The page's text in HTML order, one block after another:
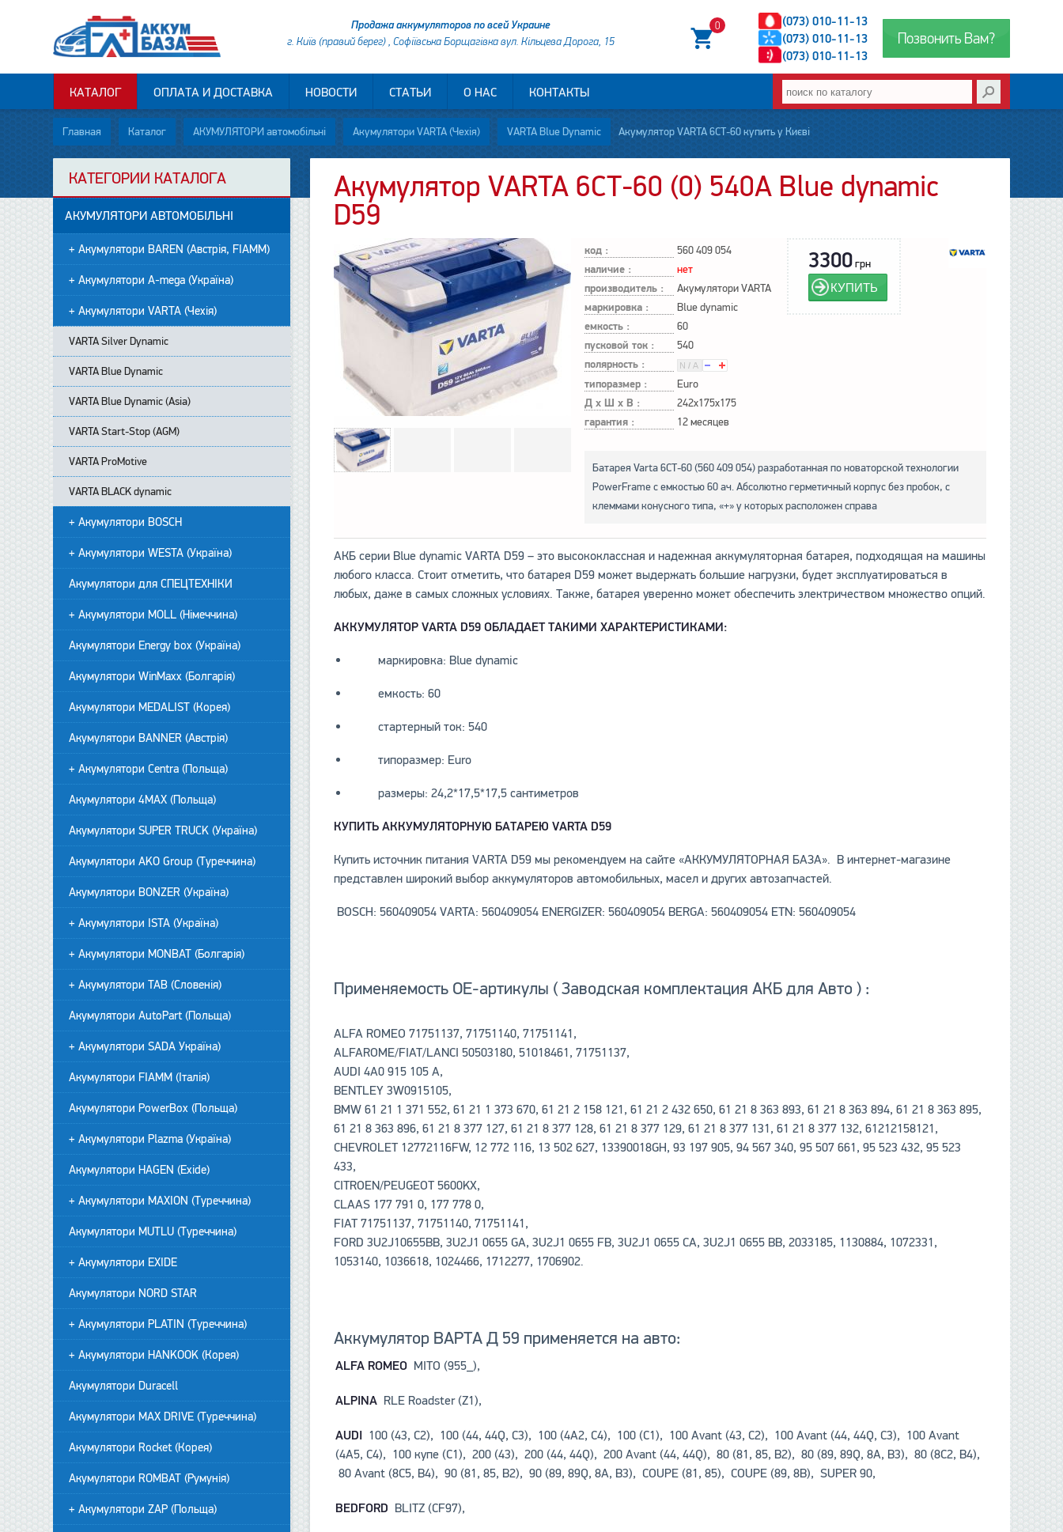
Позвонить Вам?
(073) 010-11-13
(073) 010-11-13
(073) 010-11-13
0
Продажа аккумуляторов по всей Украине
г. Київ (правий берег) , Софіївська Борщагівка вул. Кільцева Дорога, 15
КАТАЛОГ ОПЛАТА И ДОСТАВКА НОВОСТИ СТАТЬИ О НАС КОНТАКТЫ
Главная Каталог АКУМУЛЯТОРИ автомобільні Акумулятори VARTA (Чехія) VARTA Blue Dynamic Акумулятор VARTA 6СТ-60 купить у Києві
Акумулятор VARTA 6СТ-60 (0) 540A Blue dynamic
D59
код : 560 409 054
наличие : нет
производитель : Акумулятори VARTA
маркировка : Blue dynamic
емкость : 60
пусковой ток : 540
полярность :
типоразмер :
Euro
Д х Ш х В : 242x175x175
гарантия : 12 месяцев
3300грн
КУПИТЬ
Батарея Varta 6СТ-60 (560 409 054) разработанная по новаторской технологии
PowerFrame с емкостью 60 ач. Абсолютно герметичный корпус без пробок, с
клеммами конусного типа, «+» у которых расположен справа
АКБ серии Blue dynamic VARTA D59 – это высококлассная и надежная аккумуляторная батарея, подходящая на машины
любого класса. Стоит отметить, что батарея D59 может выдержать большие нагрузки, будет эксплуатироваться в
любых, даже в самых сложных условиях. Также, батарея уверенно может обеспечить электричеством множество опций.
АККУМУЛЯТОР VARTA D59 ОБЛАДАЕТ ТАКИМИ ХАРАКТЕРИСТИКАМИ:
маркировка: Blue dynamic
емкость: 60
стартерный ток: 540
типоразмер: Euro
размеры: 24,2*17,5*17,5 сантиметров
КУПИТЬ АККУМУЛЯТОРНУЮ БАТАРЕЮ VARTA D59
Купить источник питания VARTA D59 мы рекомендуем на сайте «АККУМУЛЯТОРНАЯ БАЗА». В интернет-магазине
представлен широкий выбор аккумуляторов автомобильных, масел и других автозапчастей.
BOSCH: 560409054 VARTA: 560409054 ENERGIZER: 560409054 BERGA: 560409054 ETN: 560409054
Применяемость OE-артикулы ( Заводская комплектация АКБ для Авто ) :
ALFA ROMEO 71751137, 71751140, 71751141,
ALFAROME/FIAT/LANCI 50503180, 51018461, 71751137,
AUDI 4A0 915 105 A,
BENTLEY 3W0915105,
BMW 61 21 1 371 552, 61 21 1 373 670, 61 21 2 158 121, 61 21 2 432 650, 61 21 8 363 893, 61 21 8 363 894, 61 21 8 363 895,
61 21 8 363 896, 61 21 8 377 127, 61 21 8 377 128, 61 21 8 377 129, 61 21 8 377 131, 61 21 8 377 132, 61212158121,
CHEVROLET 12772116FW, 12 772 116, 13 502 627, 13390018GH, 93 197 905, 94 567 340, 95 507 661, 95 523 432, 95 523
433,
CITROEN/PEUGEOT 5600KX,
CLAAS 177 791 0, 177 778 0,
FIAT 71751137, 71751140, 71751141,
FORD 3U2J10655BB, 3U2J1 0655 GA, 3U2J1 0655 FB, 3U2J1 0655 CA, 3U2J1 0655 BB, 2033185, 1130884, 1072331,
1053140, 1036618, 1024466, 1712277, 1706902.
Аккумулятор ВАРТА Д 59 применяется на авто:
ALFA ROMEO MITO (955_),
ALPINA RLE Roadster (Z1),
AUDI 100 (43, C2), 100 (44, 44Q, C3), 100 (4A2, C4), 100 (C1), 100 Avant (43, C2), 100 Avant (44, 44Q, C3), 100 Avant
(4A5, C4), 100 купе (C1), 200 (43), 200 (44, 44Q), 200 Avant (44, 44Q), 80 (81, 85, B2), 80 (89, 89Q, 8A, B3), 80 (8C2, B4),
80 Avant (8C5, B4), 90 (81, 85, B2), 90 (89, 89Q, 8A, B3), COUPE (81, 85), COUPE (89, 8B), SUPER 90,
BEDFORD BLITZ (CF97),
КАТЕГОРИИ КАТАЛОГА
АКУМУЛЯТОРИ АВТОМОБІЛЬНІ
+ Акумулятори BAREN (Австрія, FIAMM)
+ Акумулятори A-mega (Україна)
+ Акумулятори VARTA (Чехія)
VARTA Silver Dynamic
VARTA Blue Dynamic
VARTA Blue Dynamic (Asia)
VARTA Start-Stop (AGM)
VARTA ProMotive
VARTA BLACK dynamic
+ Акумулятори BOSCH
+ Акумулятори WESTA (Україна)
Акумулятори для СПЕЦТЕХНІКИ
+ Акумулятори MOLL (Німеччина)
Акумулятори Energy box (Україна)
Акумулятори WinMaxx (Болгарія)
Акумулятори MEDALIST (Корея)
Акумулятори BANNER (Австрія)
+ Акумулятори Centra (Польща)
Акумулятори 4MAX (Польща)
Акумулятори SUPER TRUCK (Україна)
Акумулятори AKO Group (Туреччина)
Акумулятори BONZER (Україна)
+ Акумулятори ISTA (Україна)
+ Акумулятори MONBAT (Болгарія)
+ Акумулятори TAB (Словенія)
Акумулятори AutoPart (Польща)
+ Акумулятори SADA Україна)
Акумулятори FIAMM (Італія)
Акумулятори PowerBox (Польща)
+ Акумулятори Plazma (Україна)
Акумулятори HAGEN (Exide)
+ Акумулятори MAXION (Туреччина)
Акумулятори MUTLU (Туреччина)
+ Акумулятори EXIDE
Акумулятори NORD STAR
+ Акумулятори PLATIN (Туреччина)
+ Акумулятори HANKOOK (Корея)
Акумулятори Duracell
Акумулятори MAX DRIVE (Туреччина)
Акумулятори Rocket (Корея)
Акумулятори ROMBAT (Румунія)
+ Акумулятори ZAP (Польща)